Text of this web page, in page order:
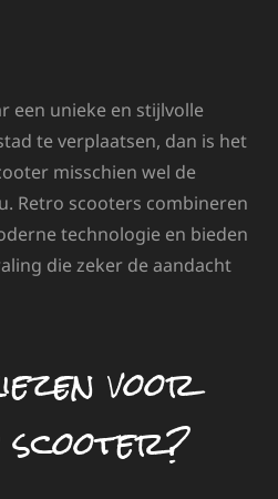
een unieke en stijlvolle
te verplaatsen, dan is het
misschien wel de
Retro scooters combineren
technologie en bieden
die zeker de aandacht
voor